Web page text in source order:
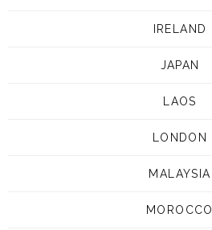
IRELAND
JAPAN
LAOS
LONDON
MALAYSIA
MOROCCO